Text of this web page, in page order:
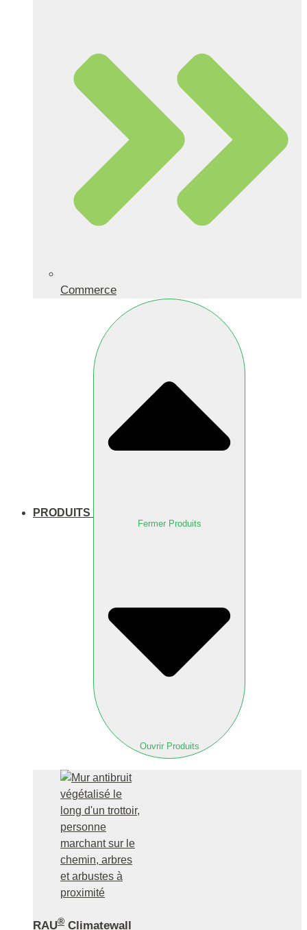
Commerce
PRODUITS
Fermer Produits
Ouvrir Produits
RAU® Climatewall